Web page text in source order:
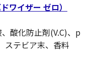
ワイザー ゼロ）
酸化防止剤(V.C)、p
ステビア末、香料